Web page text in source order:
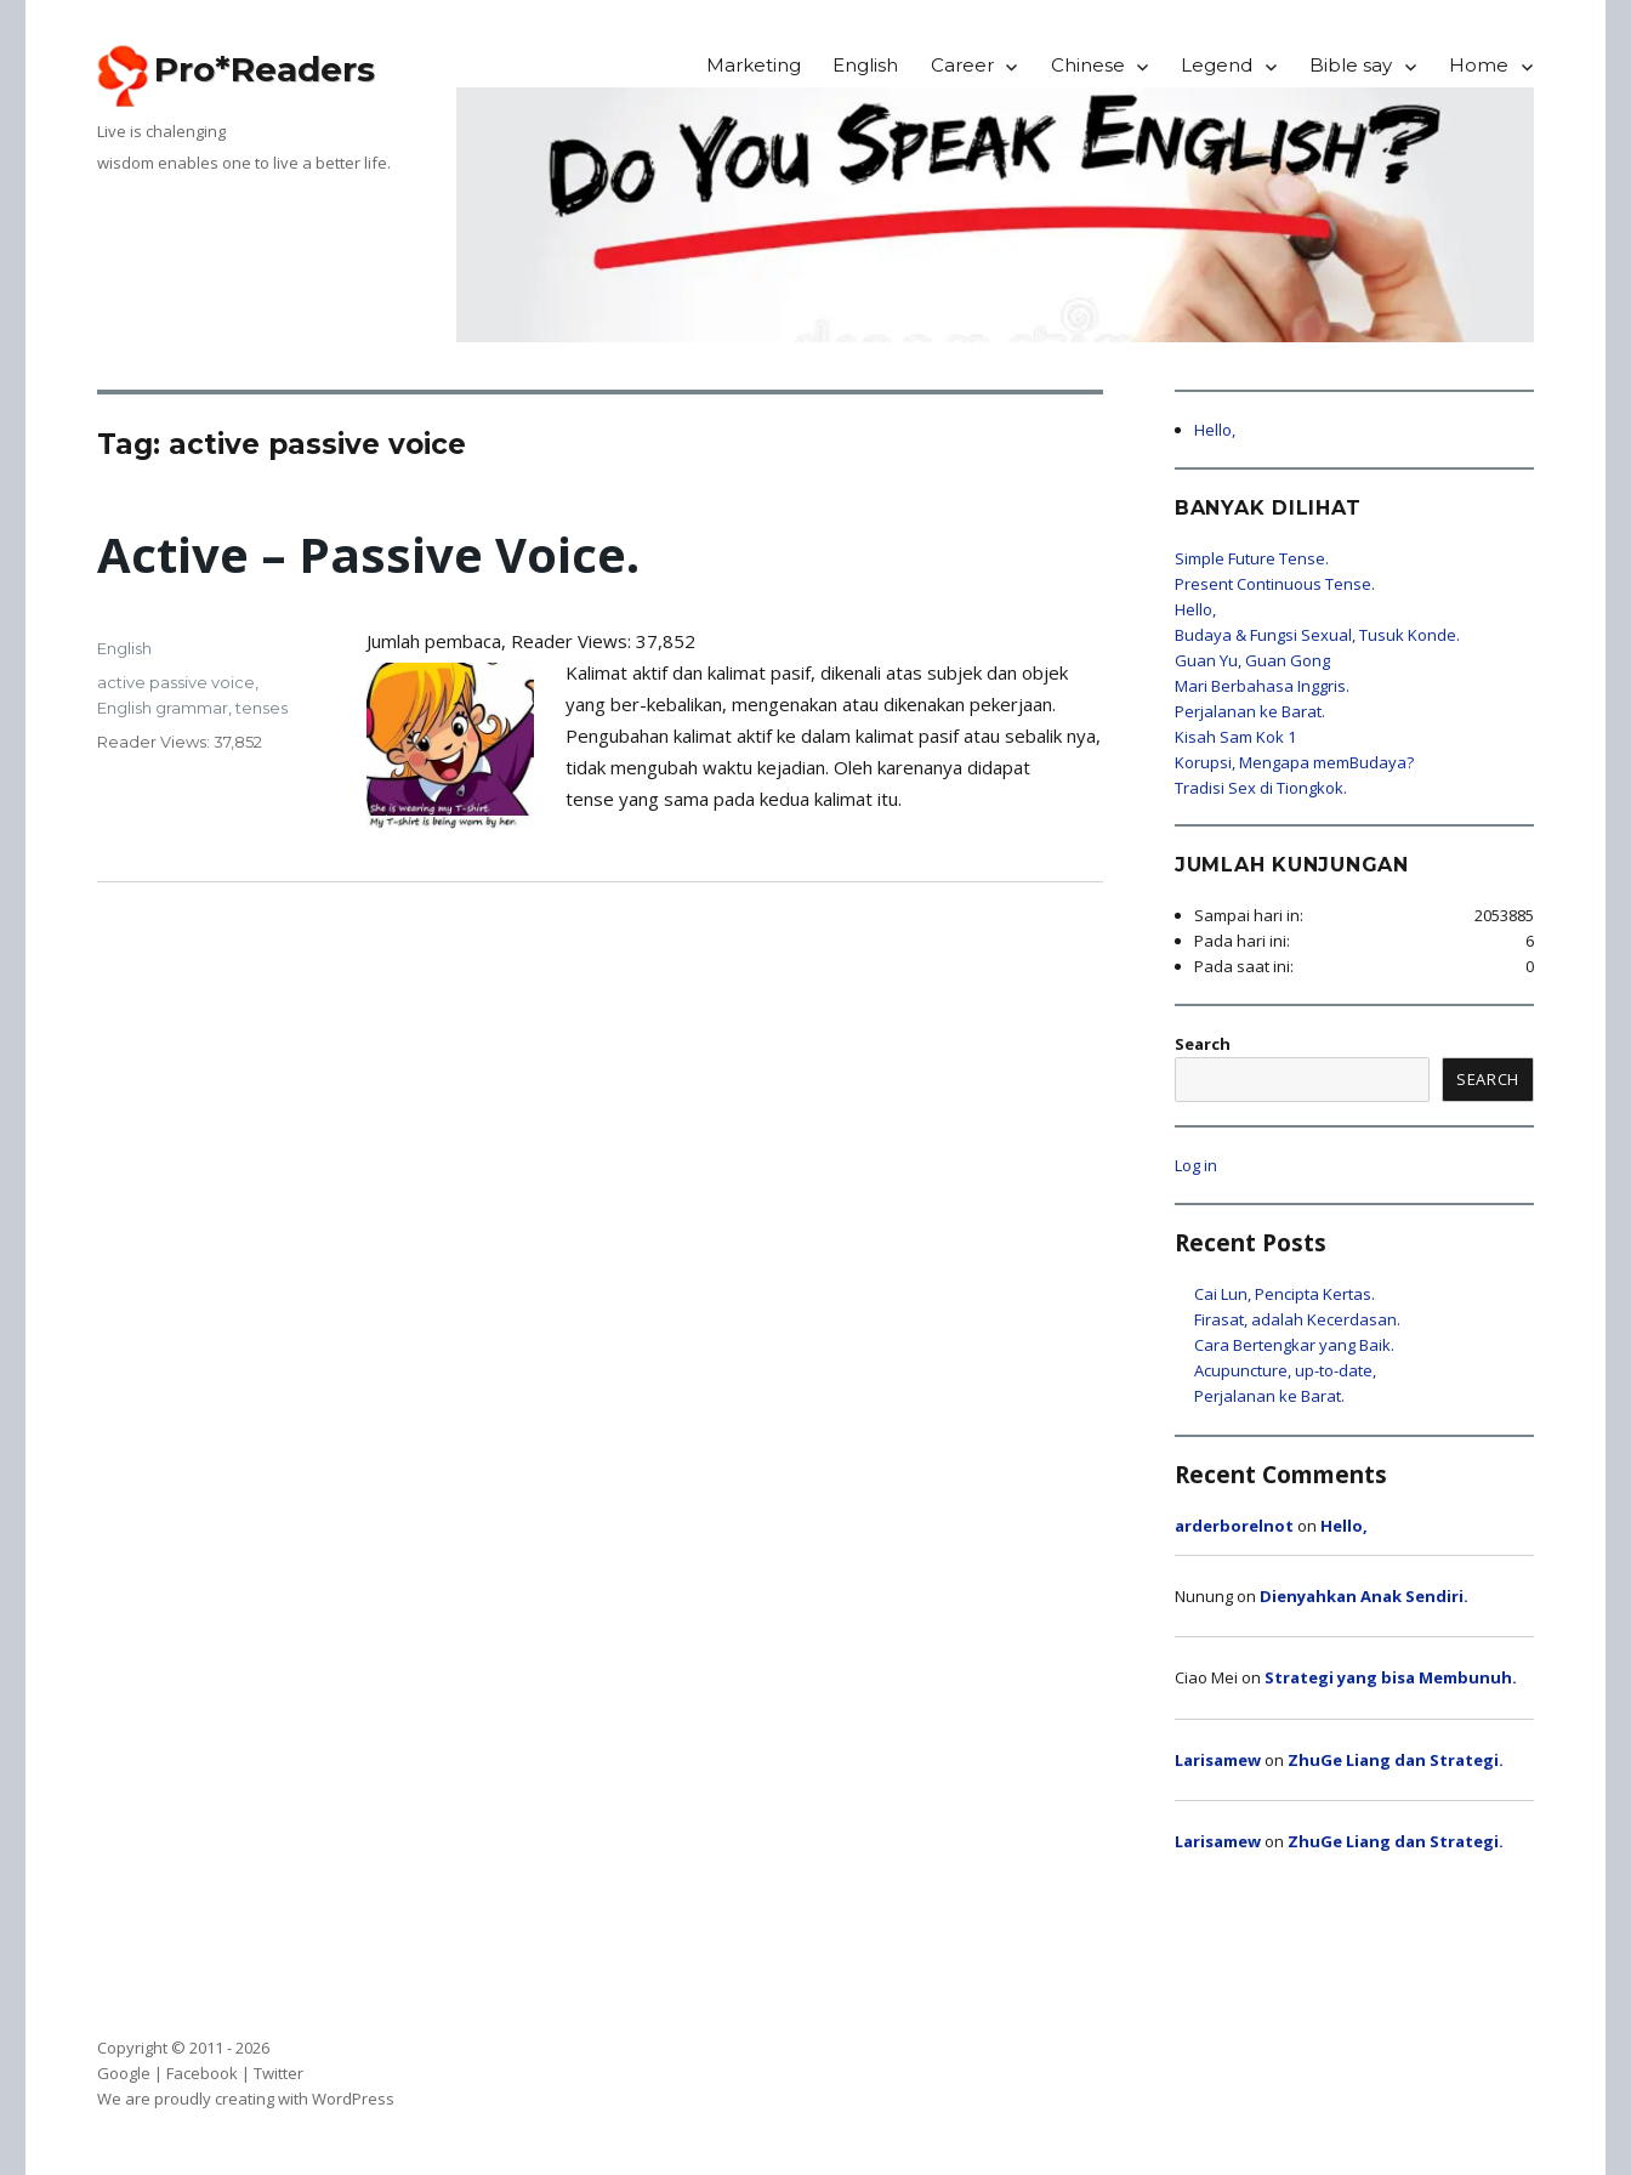
Pro*Readers
Live is chalenging
Marketing English Career Chinese Legend Bible say Home
Tag: active passive voice
Active – Passive Voice.
Jumlah pembaca, Reader Views: 37,852
Kalimat aktif dan kalimat pasif, dikenali atas subjek dan objek
yang ber-kebalikan, mengenakan atau dikenakan pekerjaan.
Pengubahan kalimat aktif ke dalam kalimat pasif atau sebalik nya,
tidak mengubah waktu kejadian. Oleh karenanya didapat
tense yang sama pada kedua kalimat itu.
Posted
Categories
English
Tags
active passive voice
English grammar ,tenses
ReaderViews: 37,852
Hello,
BANYAK DILIHAT
Simple Future Tense.
Present Continuous Tense.
Hello,
Budaya & Fungsi Sexual, Tusuk Konde.
Guan Yu, Guan Gong
Mari Berbahasa Inggris.
Perjalanan ke Barat.
Kisah Sam Kok 1
Korupsi, Mengapa memBudaya?
Tradisi Sex di Tiongkok.
JUMLAH KUNJUNGAN
2053885
Sampai hari in:
6
Pada hari ini:
0
Pada saat ini:
Search
SEARCH
Log in
Recent Posts
Cai Lun, Pencipta Kertas.
Firasat, adalah Kecerdasan.
Cara Bertengkar yang Baik.
Acupuncture, up-to-date,
Perjalanan ke Barat.
Recent Comments
arderborelnot on Hello,
Nunungon Dienyahkan Anak Sendiri.
Ciao Mei on Strategi yang bisa Membunuh.
Larisamewon ZhuGe Liang dan Strategi.
Larisamewon ZhuGe Liang dan Strategi.
Copyright © 2011 - 2026
Google | Facebook |Twitter
We are proudly creating with WordPress